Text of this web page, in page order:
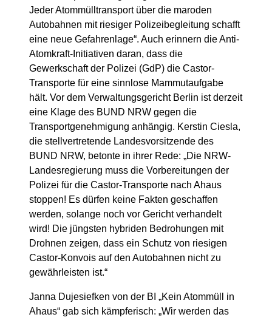
Jeder Atommülltransport über die maroden
Autobahnen mit riesiger Polizeibegleitung schafft
eine neue Gefahrenlage“. Auch erinnern die Anti-
Atomkraft-Initiativen daran, dass die
Gewerkschaft der Polizei (GdP) die Castor-
Transporte für eine sinnlose Mammutaufgabe
hält. Vor dem Verwaltungsgericht Berlin ist derzeit
eine Klage des BUND NRW gegen die
Transportgenehmigung anhängig. Kerstin Ciesla,
die stellvertretende Landesvorsitzende des
BUND NRW, betonte in ihrer Rede: „Die NRW-
Landesregierung muss die Vorbereitungen der
Polizei für die Castor-Transporte nach Ahaus
stoppen! Es dürfen keine Fakten geschaffen
werden, solange noch vor Gericht verhandelt
wird! Die jüngsten hybriden Bedrohungen mit
Drohnen zeigen, dass ein Schutz von riesigen
Castor-Konvois auf den Autobahnen nicht zu
gewährleisten ist.“
Janna Dujesiefken von der BI „Kein Atommüll in
Ahaus“ gab sich kämpferisch: „Wir werden das